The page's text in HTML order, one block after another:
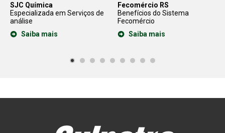
SJC Química
Especializada em Serviços de
análise
Saiba mais
Fecomércio RS
Benefícios do Sistema
Fecomércio
Saiba mais